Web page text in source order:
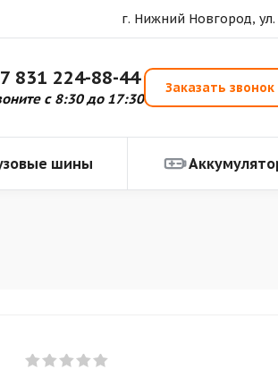
г. Нижний Новгород,
831 224-88-44
с 8:30 до 17:30
Заказать звонок
шины